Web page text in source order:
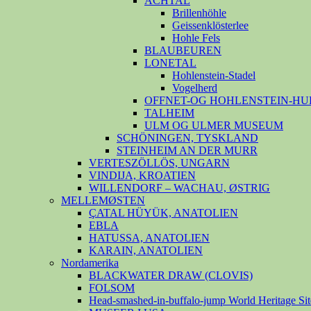
Brillenhöhle
Geissenklösterlee
Hohle Fels
BLAUBEUREN
LONETAL
Hohlenstein-Stadel
Vogelherd
OFFNET-OG HOHLENSTEIN-
TALHEIM
ULM OG ULMER MUSEUM
SCHÖNINGEN, TYSKLAND
STEINHEIM AN DER MURR
VERTESZÖLLÖS, UNGARN
VINDIJA, KROATIEN
WILLENDORF – WACHAU, ØSTRIG
MELLEMØSTEN
ÇATAL HÜYÜK, ANATOLIEN
EBLA
HATUSSA, ANATOLIEN
KARAIN, ANATOLIEN
Nordamerika
BLACKWATER DRAW (CLOVIS)
FOLSOM
Head-smashed-in-buffalo-jump World Heritage